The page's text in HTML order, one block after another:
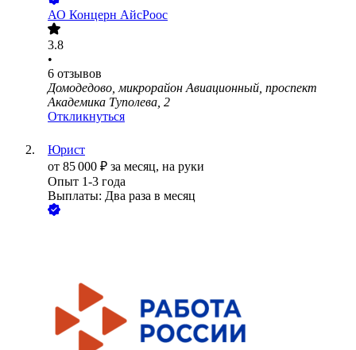
АО Концерн АйсРоос
3.8
•
6 отзывов
Домодедово, микрорайон Авиационный, проспект
Академика Туполева, 2
Откликнуться
Юрист
от 85 000 ₽ за месяц, на руки
Опыт 1-3 года
Выплаты: Два раза в месяц